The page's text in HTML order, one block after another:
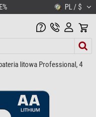
PL / $
litowa Professional, 4